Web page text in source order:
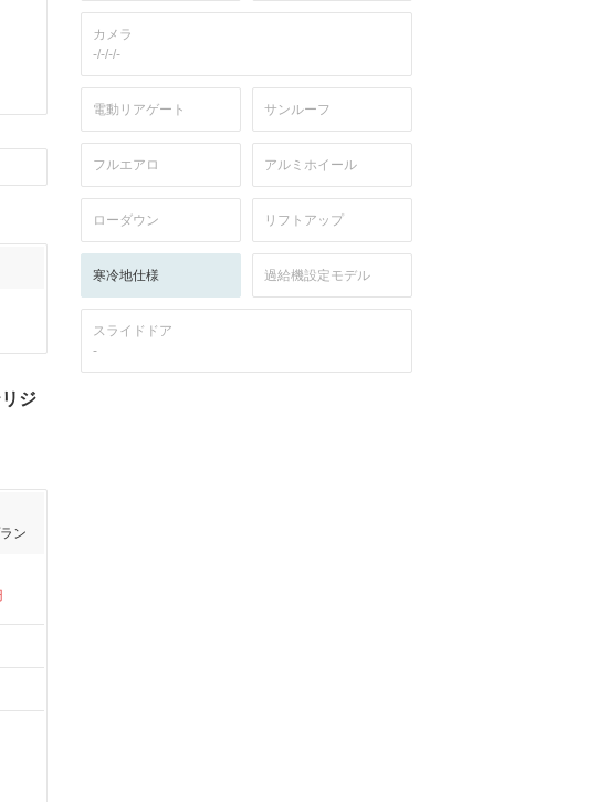
ジ
ン
カメラ
-/-/-/-
電動リアゲート サンルーフ
フルエアロ アルミホイール
ローダウン リフトアップ
寒冷地仕様 過給機設定モデル
スライドドア
-